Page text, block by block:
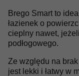
Brego Smart to
łazienek o
cieplny nawet,
podłogowego.
Ze względu na
jest lekki i łatwy w